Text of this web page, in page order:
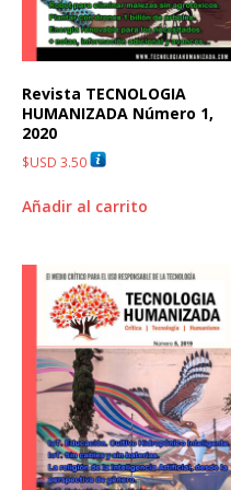
Revista TECNOLOGIA
HUMANIZADA Número 1,
2020
$USD 3.50
Añadir al carrito